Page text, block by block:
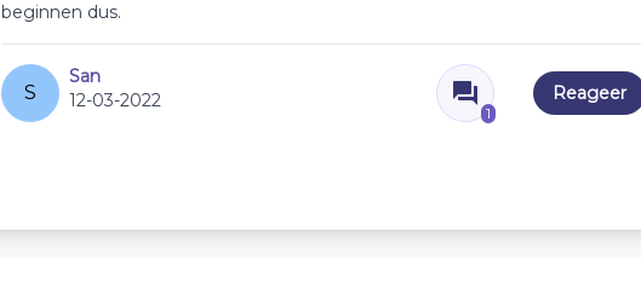
beginnen dus.
S
San
12-03-2022
1
Reageer